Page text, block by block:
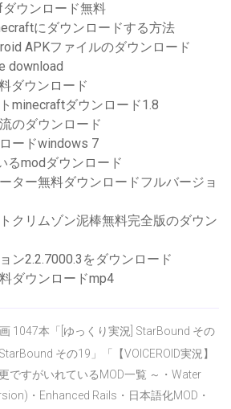
ウンロード無料
にダウンロードする方法
APKファイルのダウンロード
download
ダウンロード
minecraftダウンロード1.8
のダウンロード
ードwindows 7
るmodダウンロード
ター無料ダウンロードフルバージョ
クリムゾン泥棒無料完全版のダウン
ン2.2.7000.3をダウンロード
ダウンロードmp4
1047本「[ゆっくり実況] StarBound その
その19」「【VOICEROID実況】
ですがいれているMOD一覧 ～・Water
・Enhanced Rails・日本語化MOD・